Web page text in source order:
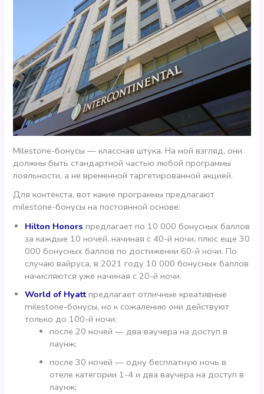
Milestone-бонусы — классная штука. На мой взгляд, они
должны быть стандартной частью любой программы
лояльности, а не временной таргетированной акцией.
Для контекста, вот какие программы предлагают
milestone-бонусы на постоянной основе:
Hilton Honors предлагает по 10 000 бонусных баллов
за каждые 10 ночей, начиная с 40-й ночи, плюс еще 30
000 бонусных баллов по достижении 60-й ночи. По
случаю вайруса, в 2021 году 10 000 бонусных баллов
начисляются уже начиная с 20-й ночи.
World of Hyattпредлагает отличные креативные
milestone-бонусы, но к сожалению они действуют
только до 100-й ночи:
после 20 ночей — два ваучера на доступ в
лаунж;
после 30 ночей — одну бесплатную ночь в
отеле категории 1-4 и два ваучера на доступ в
лаунж;